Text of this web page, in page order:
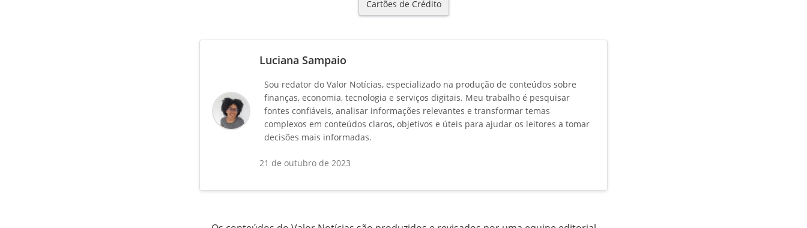
Cartões de Crédito
Luciana Sampaio
Sou redator do Valor Notícias, especializado na produção de conteúdos sobre
finanças, economia, tecnologia e serviços digitais. Meu trabalho é pesquisar
fontes confiáveis, analisar informações relevantes e transformar temas
complexos em conteúdos claros, objetivos e úteis para ajudar os leitores a tomar
decisões mais informadas.
21 de outubro de 2023